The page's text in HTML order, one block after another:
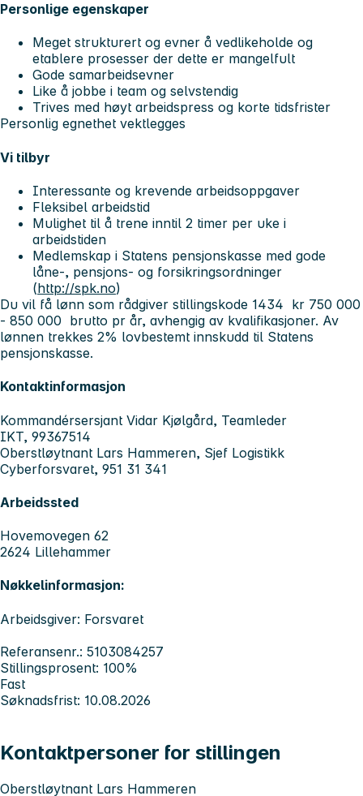
Personlige egenskaper
Meget strukturert og evner å vedlikeholde og
etablere prosesser der dette er mangelfult
Gode samarbeidsevner
Like å jobbe i team og selvstendig
Trives med høyt arbeidspress og korte tidsfrister
Personlig egnethet vektlegges
Vi tilbyr
Interessante og krevende arbeidsoppgaver
Fleksibel arbeidstid
Mulighet til å trene inntil 2 timer per uke i
arbeidstiden
Medlemskap i Statens pensjonskasse med gode
låne-, pensjons- og forsikringsordninger
(http://spk.no)
Du vil få lønn som rådgiver stillingskode 1434 kr 750 000
- 850 000 brutto pr år, avhengig av kvalifikasjoner. Av
lønnen trekkes 2% lovbestemt innskudd til Statens
pensjonskasse.
Kontaktinformasjon
Kommandérsersjant Vidar Kjølgård, Teamleder
IKT, 99367514
Oberstløytnant Lars Hammeren, Sjef Logistikk
Cyberforsvaret, 951 31 341
Arbeidssted
Hovemovegen 62
2624 Lillehammer
Nøkkelinformasjon:
Arbeidsgiver: Forsvaret
Referansenr.: 5103084257
Stillingsprosent: 100%
Fast
Søknadsfrist: 10.08.2026
Kontaktpersoner for stillingen
Oberstløytnant Lars Hammeren